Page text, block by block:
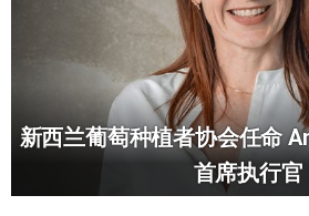
新西兰葡萄种植者协会任命
首席执行官